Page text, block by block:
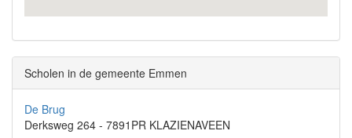
Scholen in de gemeente Emmen
De Brug
Derksweg 264 - 7891PR KLAZIENAVEEN